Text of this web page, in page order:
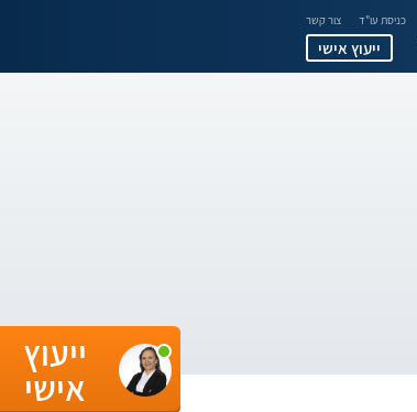
כניסת עו"ד צור קשר
ייעוץ אישי
ייעוץ
אישי